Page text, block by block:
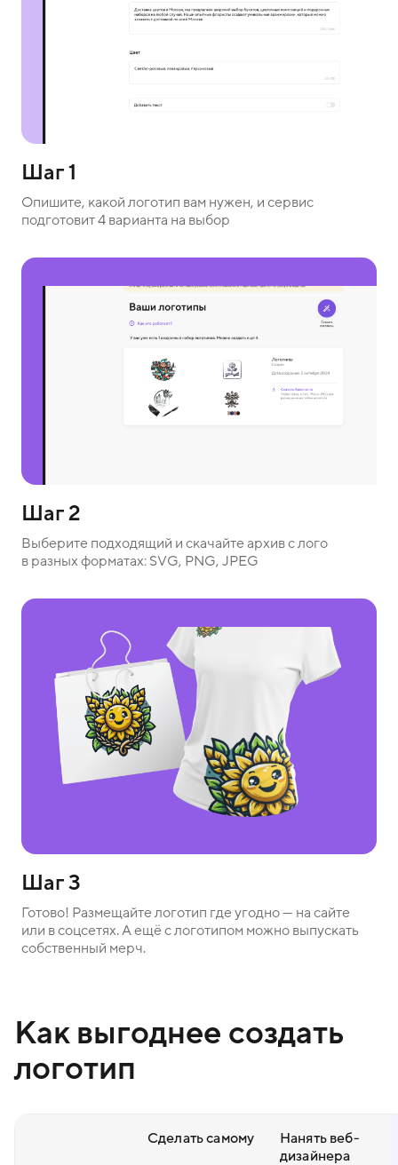
Шаг 1
Опишите, какой логотип вам нужен, и сервис
подготовит 4 варианта на выбор
Шаг 2
Выберите подходящий и скачайте архив с лого
в разных форматах: SVG, PNG, JPEG
Шаг 3
Готово! Размещайте логотип где угодно — на сайте
или в соцсетях. А ещё с логотипом можно выпускать
собственный мерч.
Как выгоднее создать
логотип
Сделать самому
Нанять веб-
дизайнера